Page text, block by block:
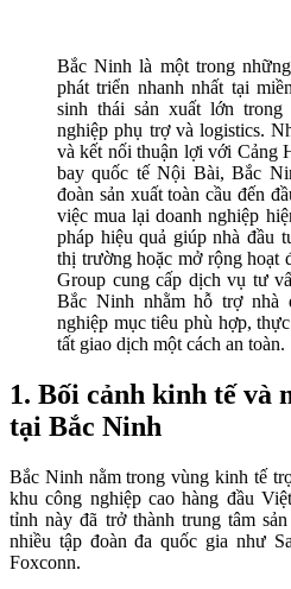
Bắc Ninh là một trong
phát triển nhanh nhất tại
sinh thái sản xuất lớn
nghiệp phụ trợ và logistics.
và kết nối thuận lợi với Cảng
bay quốc tế Nội Bài, Bắc
đoàn sản xuất toàn cầu đến
việc mua lại doanh nghiệp
pháp hiệu quả giúp nhà đầu
thị trường hoặc mở rộng hoạt
Group cung cấp dịch vụ tư
Bắc Ninh nhằm hỗ trợ nhà
nghiệp mục tiêu phù hợp,
tất giao dịch một cách an toàn.
1. Bối cảnh kinh tế và
tại Bắc Ninh
Bắc Ninh nằm trong vùng kinh tế
khu công nghiệp cao hàng đầu
tỉnh này đã trở thành trung tâm
nhiều tập đoàn đa quốc gia như
Foxconn.